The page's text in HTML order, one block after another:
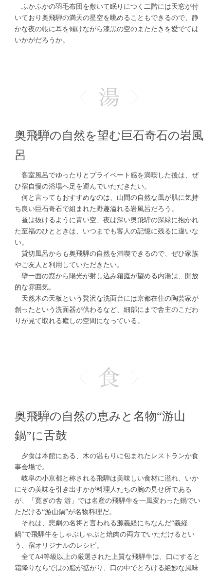
ふかふかの羽毛布団を敷いて眠りにつく二階には天窓が付
いており奥飛騨の満天の星空を眺めることもできるので、静
かな夜の帳に耳を傾けながら漆黒の空のまたたきを愛でては
いかがだろうか。
奥飛騨の自然を望む巨石奇石の岩風
呂
客室風呂でゆったりとプライベート感を満喫した後は、ぜ
ひ宿自慢の浴場へ足を運んでいただきたい。
何と言ってもおすすめなのは、山間の自然な風が肌に気持
ち良い巨石奇石で組まれた野趣溢れる岩風呂だろう。
昼は抜けるように青い空、夜は深い奥飛騨の深緑に抱かれ
た至福のひとときは、いつまでも客人の記憶に残るに違いな
い。
貸切風呂からも奥飛騨の自然を満喫できるので、ぜひ家族
やご友人と利用していただきたい。
壁一面の窓から陽光が射し込み箱庭が望める内湯は、開放
的な雰囲気。
天然木の天板という贅沢な洗面台には京都在住の陶芸家が
創ったという洗面器が供わるなど、細部にまで舎主のこだわ
りが見て取れる癒しの空間になっている。
奥飛騨の自然の恵みと名物“游山
鍋”に舌鼓
夕食は本館にある、木の温もりに包まれたレストランか食
事会場で。
岐阜の小京都と称される飛騨は美味しい食材に溢れ、いか
にその美味を引き出すかが料理人たちの腕の見せ所である
が、「寛ぎの舎 游」では名産の飛騨牛を一風変わった鍋でい
ただける“游山鍋”が名物料理だ。
それは、悲劇の名将と言われる源義経にちなんだ“義経
鍋”で飛騨牛をしゃぶしゃぶと焼肉の両方でいただけるとい
う、宿オリジナルのレシピ。
全てA4等級以上の厳選された上質な飛騨牛は、口にすると
霜降りならではの脂が拡がり、口の中でとろける絶妙な風味